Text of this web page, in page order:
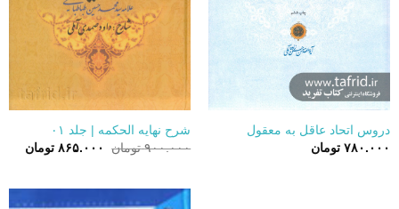
دروس اتحاد عاقل به معقول
۷۸۰.۰۰۰ تومان
شرح نهایه الحکمه | جلد ۰۱
۹۰۰.۰۰۰ تومان
قیمت
۸۶۵.۰۰۰ تومان